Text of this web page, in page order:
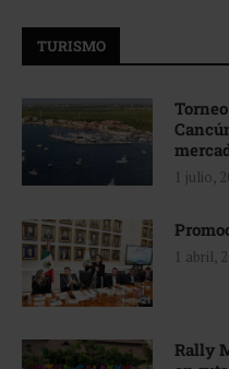
TURISMO
1 julio,
1 abril,
Rally